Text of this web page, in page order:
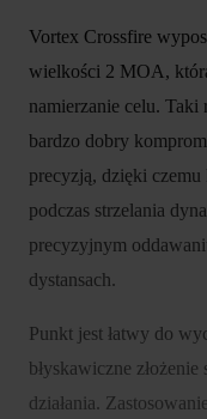
Vortex Crossfire
wielkości 2 MOA,
namierzanie celu.
bardzo dobry
precyzją, dzięki
podczas strzelania
precyzyjnym
dystansach.
Punkt jest łatwy do
błyskawiczne
działania.